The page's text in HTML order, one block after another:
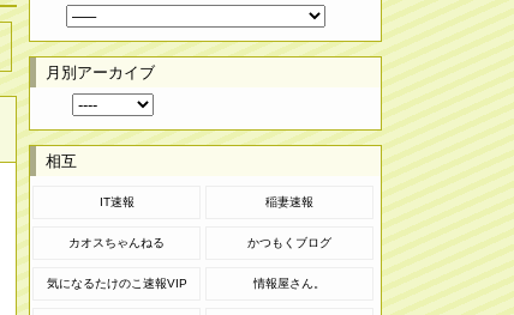
月別アーカイブ
相互
IT速報 稲妻速報
カオスちゃんねる かつもくブログ
気になるたけのこ速報VIP 情報屋さん。